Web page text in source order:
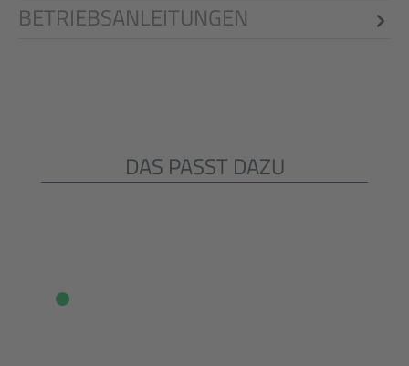
BETRIEBSANLEITUNGEN
Produktgalerie überspringen
DAS PASST DAZU